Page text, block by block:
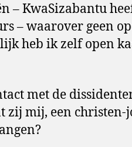
– KwaSizabantu
– waarover geen
heb ik zelf open
met de
zij mij, een